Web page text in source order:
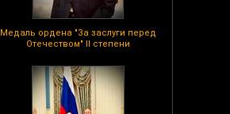
Медаль ордена "За заслуги перед
Отечеством" II степени